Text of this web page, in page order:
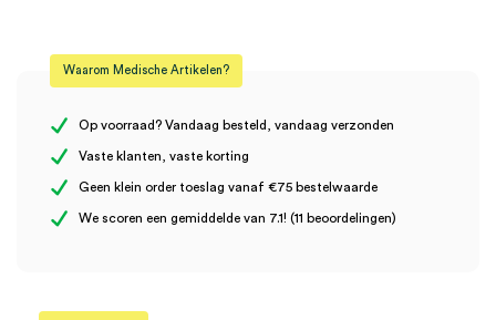
Kleur blauw
Maat
Materiaal nitril
Er zijn nog geen beoordelingen.
(100)” te beoordelen
Waarom Medische Artikelen?
Op voorraad? Vandaag besteld, vandaag verzonden
Vaste klanten, vaste korting
Geen klein order toeslag vanaf €75 bestelwaarde
We scoren een gemiddelde van 7.1! (11 beoordelingen)